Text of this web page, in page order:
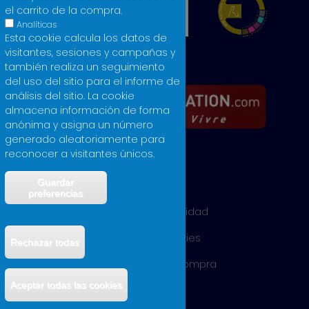
Política de privacidad
Política de cookies
Condiciones de compra
el carrito de la compra.
Analíticas
Esta cookie calcula los datos de
visitantes, sesiones y campañas y
también realiza un seguimiento
del uso del sitio para el informe de
análisis del sitio. La cookie
almacena información de forma
anónima y asigna un número
generado aleatoriamente para
reconocer a visitantes únicos.
preferencias
Rechazar todas
Aceptar todas las cookies